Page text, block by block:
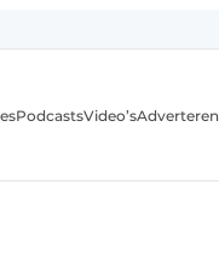
PodcastsVideo’sAdverteren